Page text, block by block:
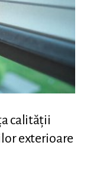
calității
exterioare